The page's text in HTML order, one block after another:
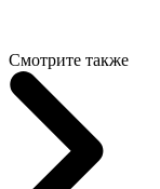
Смотрите также